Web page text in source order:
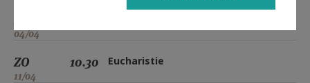
04/04
ZO
11/04
10.30 Eucharistie